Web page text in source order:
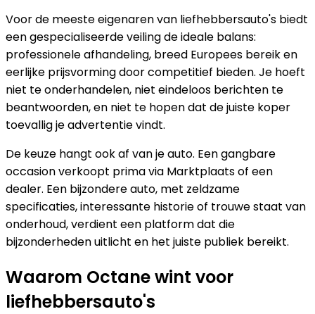
Voor de meeste eigenaren van liefhebbersauto's biedt
een gespecialiseerde veiling de ideale balans:
professionele afhandeling, breed Europees bereik en
eerlijke prijsvorming door competitief bieden. Je hoeft
niet te onderhandelen, niet eindeloos berichten te
beantwoorden, en niet te hopen dat de juiste koper
toevallig je advertentie vindt.
De keuze hangt ook af van je auto. Een gangbare
occasion verkoopt prima via Marktplaats of een
dealer. Een bijzondere auto, met zeldzame
specificaties, interessante historie of trouwe staat van
onderhoud, verdient een platform dat die
bijzonderheden uitlicht en het juiste publiek bereikt.
Waarom Octane wint voor
liefhebbersauto's